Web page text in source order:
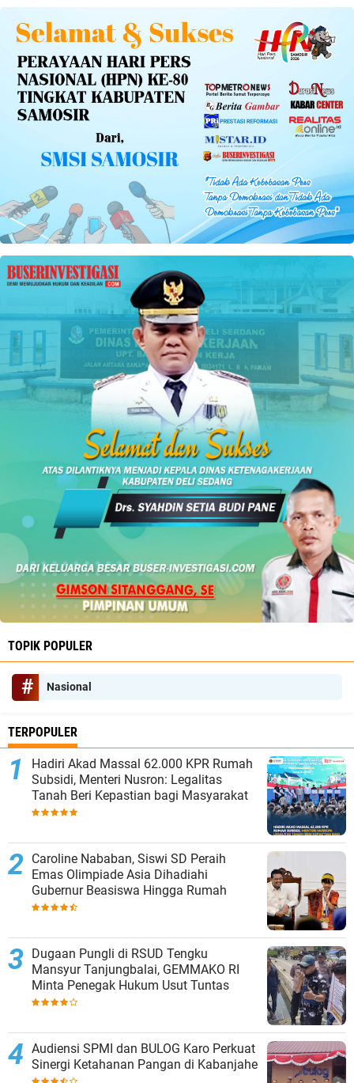
TOPIK POPULER
Nasional
TERPOPULER
Hadiri Akad Massal 62.000 KPR Rumah
Subsidi, Menteri Nusron: Legalitas
Tanah Beri Kepastian bagi Masyarakat
Caroline Nababan, Siswi SD Peraih
Emas Olimpiade Asia Dihadiahi
Gubernur Beasiswa Hingga Rumah
Dugaan Pungli di RSUD Tengku
Mansyur Tanjungbalai, GEMMAKO RI
Minta Penegak Hukum Usut Tuntas
Audiensi SPMI dan BULOG Karo Perkuat
Sinergi Ketahanan Pangan di Kabanjahe